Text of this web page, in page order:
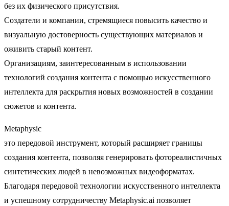
без их физического присутствия.
Создатели и компании, стремящиеся повысить качество и
визуальную достоверность существующих материалов и
оживить старый контент.
Организациям, заинтересованным в использовании
технологий создания контента с помощью искусственного
интеллекта для раскрытия новых возможностей в создании
сюжетов и контента.
Metaphysic
это передовой инструмент, который расширяет границы
создания контента, позволяя генерировать фотореалистичных
синтетических людей в невозможных видеоформатах.
Благодаря передовой технологии искусственного интеллекта
и успешному сотрудничеству Metaphysic.ai позволяет